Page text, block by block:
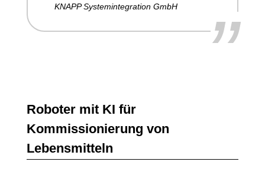
”
KNAPP Systemintegration GmbH
Roboter mit KI für
Kommissionierung von
Lebensmitteln